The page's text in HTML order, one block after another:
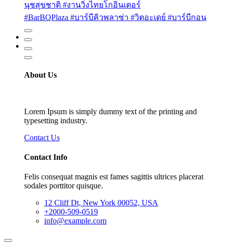
นุชสุขชาติ #งานวิ่งไทยโกอินเตอร์
#BarBQPlaza #บาร์บีคิวพลาซ่า #วิตอะเดย์ #บาร์บีกอน
About Us
Lorem Ipsum is simply dummy text of the printing and
typesetting industry.
Contact Us
Contact Info
Felis consequat magnis est fames sagittis ultrices placerat
sodales porttitor quisque.
12 Cliff Dt, New York 00052, USA
+2000-509-0519
info@example.com